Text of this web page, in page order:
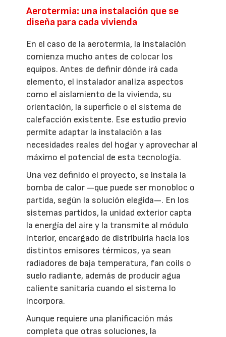
Aerotermia: una instalación que se
diseña para cada vivienda
En el caso de la aerotermia, la instalación
comienza mucho antes de colocar los
equipos. Antes de definir dónde irá cada
elemento, el instalador analiza aspectos
como el aislamiento de la vivienda, su
orientación, la superficie o el sistema de
calefacción existente. Ese estudio previo
permite adaptar la instalación a las
necesidades reales del hogar y aprovechar al
máximo el potencial de esta tecnología.
Una vez definido el proyecto, se instala la
bomba de calor —que puede ser monobloc o
partida, según la solución elegida—. En los
sistemas partidos, la unidad exterior capta
la energía del aire y la transmite al módulo
interior, encargado de distribuirla hacia los
distintos emisores térmicos, ya sean
radiadores de baja temperatura, fan coils o
suelo radiante, además de producir agua
caliente sanitaria cuando el sistema lo
incorpora.
Aunque requiere una planificación más
completa que otras soluciones, la